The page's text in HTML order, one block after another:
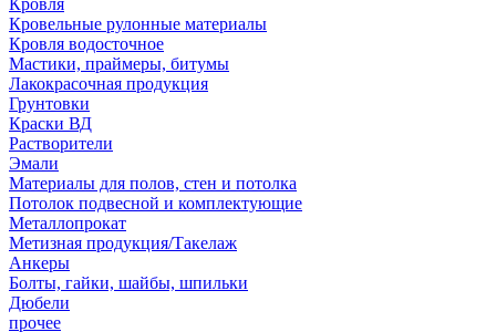
Кровля
Кровельные рулонные материалы
Кровля водосточное
Мастики, праймеры, битумы
Лакокрасочная продукция
Грунтовки
Краски ВД
Растворители
Эмали
Материалы для полов, стен и потолка
Потолок подвесной и комплектующие
Металлопрокат
Метизная продукция/Такелаж
Анкеры
Болты, гайки, шайбы, шпильки
Дюбели
прочее